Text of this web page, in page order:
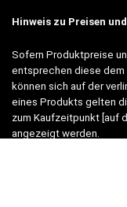
Hinweis zu Preisen
Sofern Produktpreise
entsprechen diese dem
können sich auf der
eines Produkts gelten
zum Kaufzeitpunkt [auf
angezeigt werden.